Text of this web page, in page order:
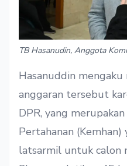
TB Hasanudin, Anggota
Hasanuddin
anggaran tersebut
DPR, yang
Pertahanan
latsarmil untuk calon